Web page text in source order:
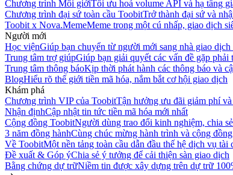
Chương trình Môi giớiTối ưu hoá volume API và hạ tầng
Chương trình đại sứ toàn cầu ToobitTrở thành đại sứ và
Toobit x Nova.MemeMeme trong một cú nhấp, giao dịch
Người mới
Học việnGiúp bạn chuyển từ người mới sang nhà giao
Trung tâm trợ giúpGiúp bạn giải quyết các vấn đề gặp phải
Trung tâm thông báoKịp thời phát hành các thông báo và
BlogHiểu rõ thế giới tiền mã hóa, nắm bắt cơ hội giao dịch
Khám phá
Chương trình VIP của ToobitTận hưởng ưu đãi giảm phí
Nhận địnhCập nhật tin tức tiền mã hóa mới nhất
Cộng đồng ToobitNgười dùng trao đổi kinh nghiệm, chia
3 năm đồng hànhCùng chúc mừng hành trình và cộng
Về ToobitMột nền tảng toàn cầu dẫn đầu thế hệ dịch vụ
Đề xuất & Góp ýChia sẻ ý tưởng để cải thiện sàn giao dịch
Bằng chứng dự trữNiềm tin được xây dựng trên dự trữ